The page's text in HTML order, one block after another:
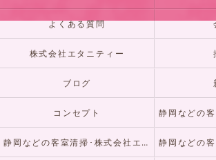
よくある質問
株式会社エタニティー
ブログ
コンセプト
静岡などの客室清掃･株式会社エタニティーの評判